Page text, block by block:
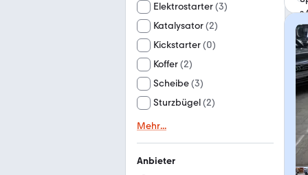
Elektrostarter(3)
Katalysator(2)
Kickstarter(0)
Koffer(2)
Scheibe(3)
Sturzbügel(2)
Mehr...
Anbieter